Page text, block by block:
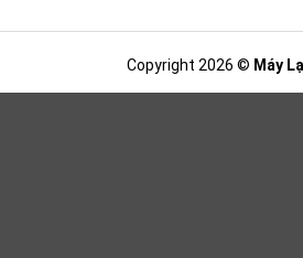
Copyright 2026 © Máy